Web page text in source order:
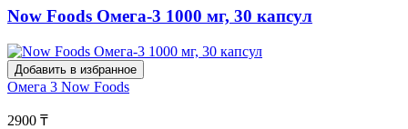
Now Foods Омега-3 1000 мг, 30 капсул
Добавить в избранное
Омега 3 Now Foods
2900 ₸